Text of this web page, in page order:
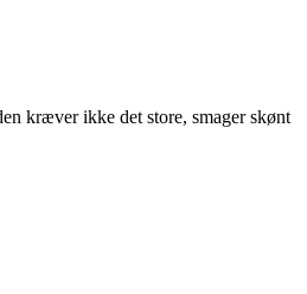
kræver ikke det store, smager skønt